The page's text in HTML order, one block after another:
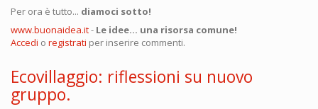
Per ora è tutto... diamoci sotto!
www.buonaidea.it- Le idee... una risorsa comune!
Accedi o registrati per inserire commenti.
Ecovillaggio: riflessioni su nuovo
gruppo.